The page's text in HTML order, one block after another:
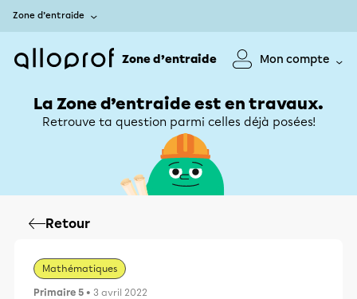
Zone d’entraide
Zone d’entraide Mon compte
La Zone d’entraide est en travaux.
Retrouve ta question parmi celles déjà posées!
Retour
Mathématiques
Primaire 5 • 3 avril 2022